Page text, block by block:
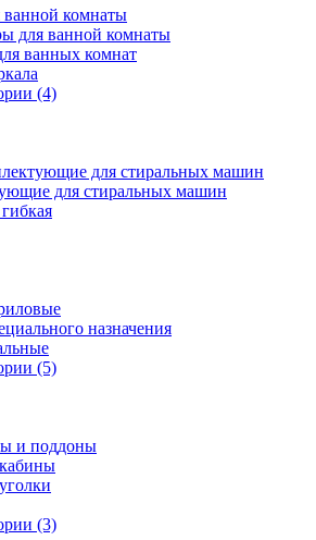
ванной комнаты
для ванной комнаты
ванных комнат
(4)
для стиральных машин
для стиральных машин
назначения
(5)
и поддоны
(3)